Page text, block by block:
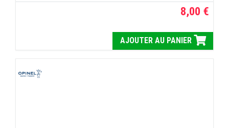
8,00 €
AJOUTER AU PANIER